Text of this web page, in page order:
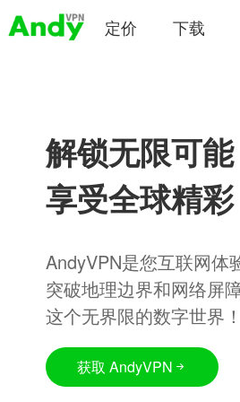
定价 下载
解锁无限可能
享受全球精彩
AndyVPN是您互联网体
突破地理边界和网络屏
这个无界限的数字世界！
获取 AndyVPN